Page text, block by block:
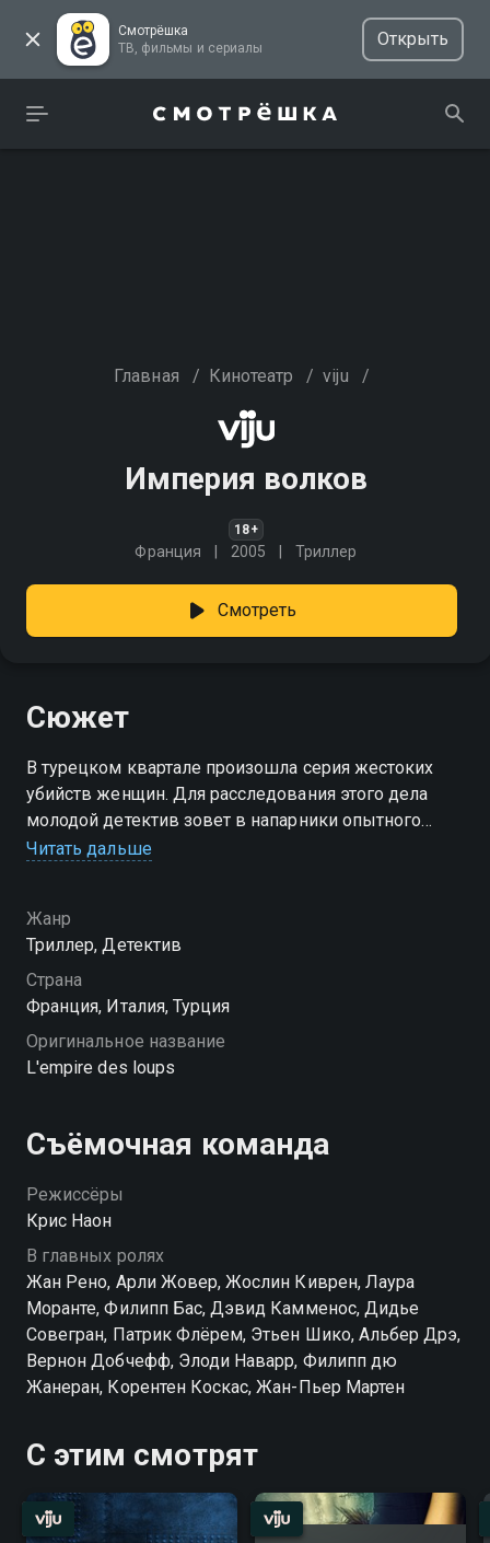
Смотрёшка
ТВ, фильмы и сериалы
Открыть
Главная / Кинотеатр / viju /
Империя волков
18+
Франция 2005 Триллер
Смотреть
Сюжет
В турецком квартале произошла серия жестоких
убийств женщин. Для расследования этого дела
молодой детектив зовет в напарники опытного
сыщика.
Читать дальше
Жанр
Триллер, Детектив
Страна
Франция, Италия, Турция
Оригинальное название
L'empire des loups
Съёмочная команда
Режиссёры
Крис Наон
В главных ролях
Жан Рено, Арли Жовер, Жослин Киврен, Лаура
Моранте, Филипп Бас, Дэвид Камменос, Дидье
Совегран, Патрик Флёрем, Этьен Шико, Альбер Дрэ,
Вернон Добчефф, Элоди Наварр, Филипп дю
Жанеран, Корентен Коскас, Жан-Пьер Мартен
С этим смотрят